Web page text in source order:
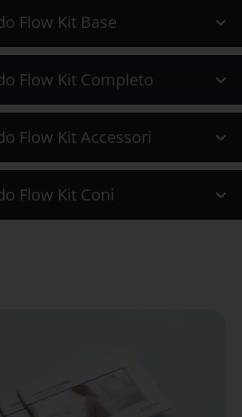
Flow Kit Base
Flow Kit Completo
Flow Kit Accessori
Flow Kit Coni